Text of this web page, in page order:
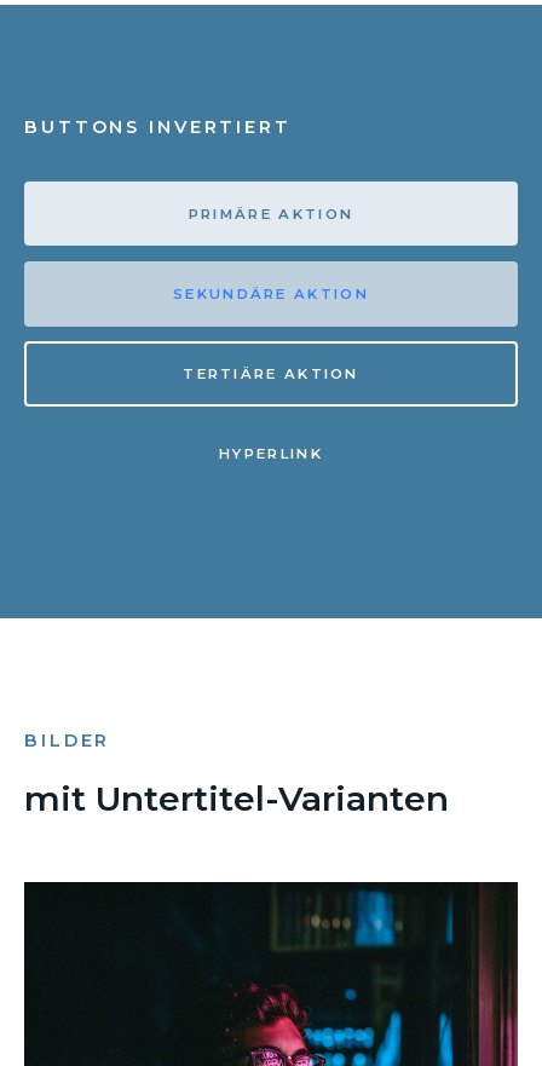
BUTTONS INVERTIERT
PRIMÄRE AKTION
SEKUNDÄRE AKTION
TERTIÄRE AKTION
HYPERLINK
BILDER
mit Untertitel-Varianten